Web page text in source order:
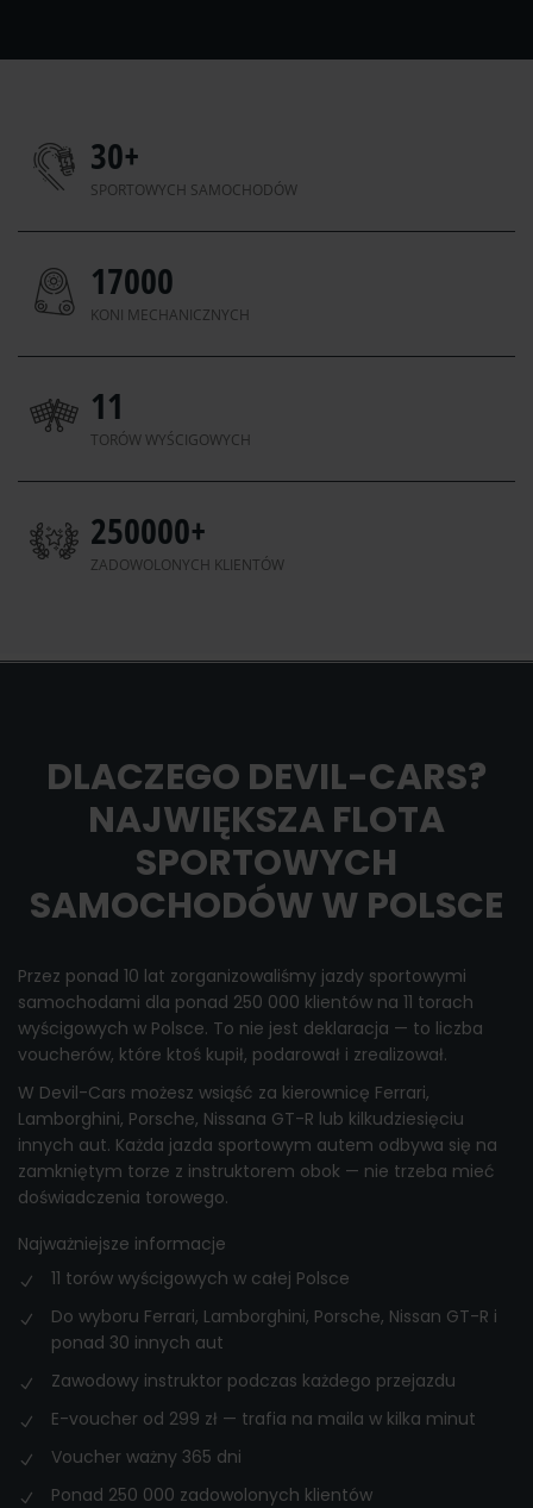
30+
SPORTOWYCH SAMOCHODÓW
17000
KONI MECHANICZNYCH
11
TORÓW WYŚCIGOWYCH
250000+
ZADOWOLONYCH KLIENTÓW
DLACZEGO DEVIL-CARS?
NAJWIĘKSZA FLOTA
SPORTOWYCH
SAMOCHODÓW W POLSCE
Przez ponad 10 lat zorganizowaliśmy jazdy sportowymi
samochodami dla ponad 250 000 klientów na 11 torach
wyścigowych w Polsce. To nie jest deklaracja — to liczba
voucherów, które ktoś kupił, podarował i zrealizował.
W Devil-Cars możesz wsiąść za kierownicę Ferrari,
Lamborghini, Porsche, Nissana GT-R lub kilkudziesięciu
innych aut. Każda jazda sportowym autem odbywa się na
zamkniętym torze z instruktorem obok — nie trzeba mieć
doświadczenia torowego.
Najważniejsze informacje
11 torów wyścigowych w całej Polsce
Do wyboru Ferrari, Lamborghini, Porsche, Nissan GT-R i
ponad 30 innych aut
Zawodowy instruktor podczas każdego przejazdu
E-voucher od 299 zł — trafia na maila w kilka minut
Voucher ważny 365 dni
Ponad 250 000 zadowolonych klientów